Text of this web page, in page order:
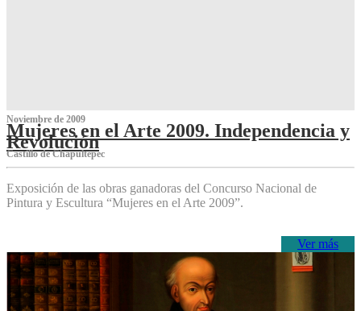
Noviembre de 2009
Mujeres en el Arte 2009. Independencia y
Revolución
Castillo de Chapultepec
Exposición de las obras ganadoras del Concurso Nacional de
Pintura y Escultura “Mujeres en el Arte 2009”.
Ver más